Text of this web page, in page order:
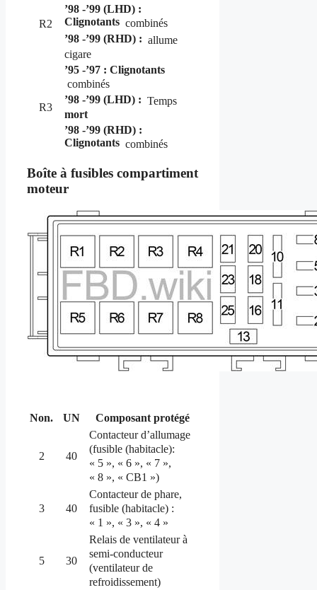
R2
’98 -’99 (LHD) :
Clignotants combinés
’98 -’99 (RHD) : allume
cigare
R3
’95 -’97 : Clignotants
combinés
’98 -’99 (LHD) : Temps
mort
’98 -’99 (RHD) :
Clignotants combinés
Boîte à fusibles compartiment
moteur
Non. UN Composant protégé
2 40
Contacteur d’allumage
(fusible (habitacle):
« 5 », « 6 », « 7 »,
« 8 », « CB1 »)
3 40
Contacteur de phare,
fusible (habitacle) :
« 1 », « 3 », « 4 »
5 30
Relais de ventilateur à
semi-conducteur
(ventilateur de
refroidissement)